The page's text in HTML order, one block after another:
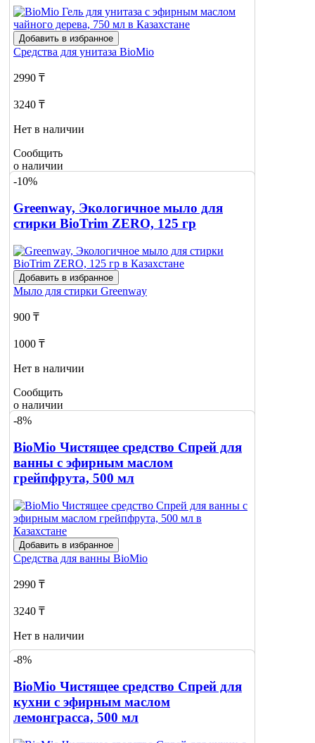
Добавить в избранное
Средства для унитаза BioMio
2990 ₸
3240 ₸
Нет в наличии
Сообщить
о наличии
-10%
Greenway, Экологичное мыло для
стирки BioTrim ZERO, 125 гр
Добавить в избранное
Мыло для стирки Greenway
900 ₸
1000 ₸
Нет в наличии
Сообщить
о наличии
-8%
BioMio Чистящее средство Спрей для
ванны с эфирным маслом
грейпфрута, 500 мл
Добавить в избранное
Средства для ванны BioMio
2990 ₸
3240 ₸
Нет в наличии
Сообщить
1
-8%
BioMio Чистящее средство Спрей для
кухни с эфирным маслом
лемонграсса, 500 мл